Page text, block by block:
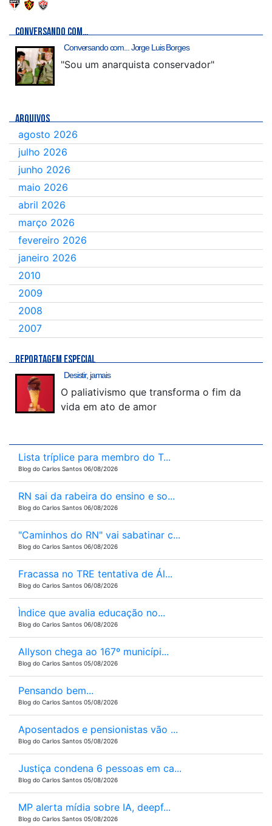
CONVERSANDO COM…
Conversando com... Jorge Luis Borges
"Sou um anarquista conservador"
ARQUIVOS
agosto 2026
julho 2026
junho 2026
maio 2026
abril 2026
março 2026
fevereiro 2026
janeiro 2026
2010
2009
2008
2007
REPORTAGEM ESPECIAL
Desistir, jamais
O paliativismo que transforma o fim da
vida em ato de amor
Lista tríplice para membro do T...
Blog do Carlos Santos 06/08/2026
RN sai da rabeira do ensino e so...
Blog do Carlos Santos 06/08/2026
"Caminhos do RN" vai sabatinar c...
Blog do Carlos Santos 06/08/2026
Fracassa no TRE tentativa de Ál...
Blog do Carlos Santos 06/08/2026
Ìndice que avalia educação no...
Blog do Carlos Santos 06/08/2026
Allyson chega ao 167º municípi...
Blog do Carlos Santos 05/08/2026
Pensando bem...
Blog do Carlos Santos 05/08/2026
Aposentados e pensionistas vão ...
Blog do Carlos Santos 05/08/2026
Justiça condena 6 pessoas em ca...
Blog do Carlos Santos 05/08/2026
MP alerta mídia sobre IA, deepf...
Blog do Carlos Santos 05/08/2026